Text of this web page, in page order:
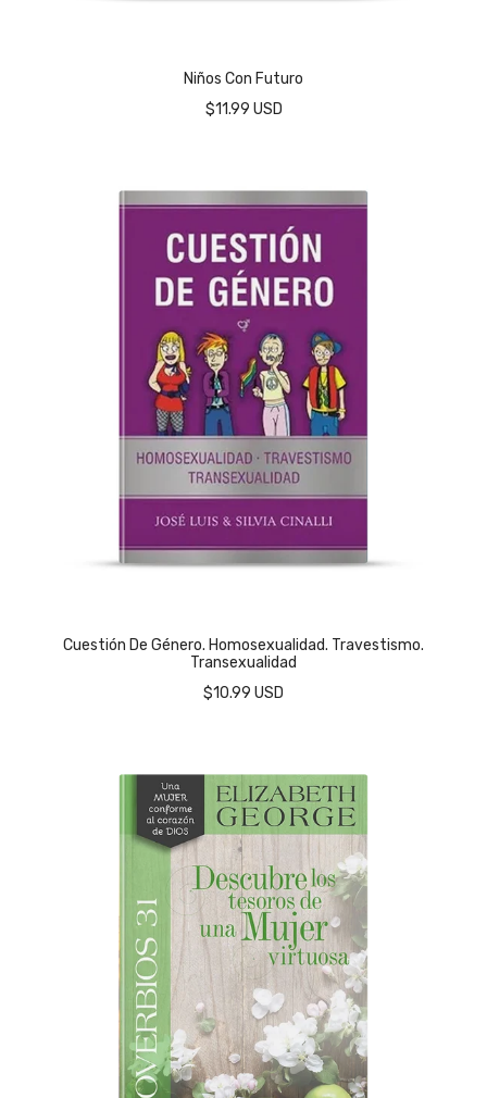
Niños Con Futuro
$11.99 USD
Cuestión De Género. Homosexualidad. Travestismo.
Transexualidad
$10.99 USD